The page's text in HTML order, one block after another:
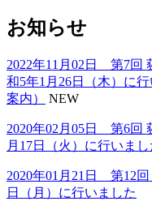
お知らせ
2022年11月02日 第7回
和5年1月26日（木）に
案内）
NEW
2020年02月05日 第6回
月17日（火）に行いまし
2020年01月21日 第12
日（月）に行いました